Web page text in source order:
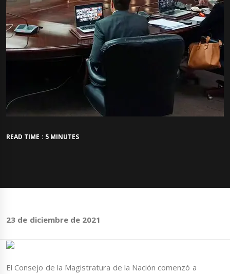
READ TIME : 5 MINUTES
23 de diciembre de 2021
El Consejo de la Magistratura de la Nación comenzó a